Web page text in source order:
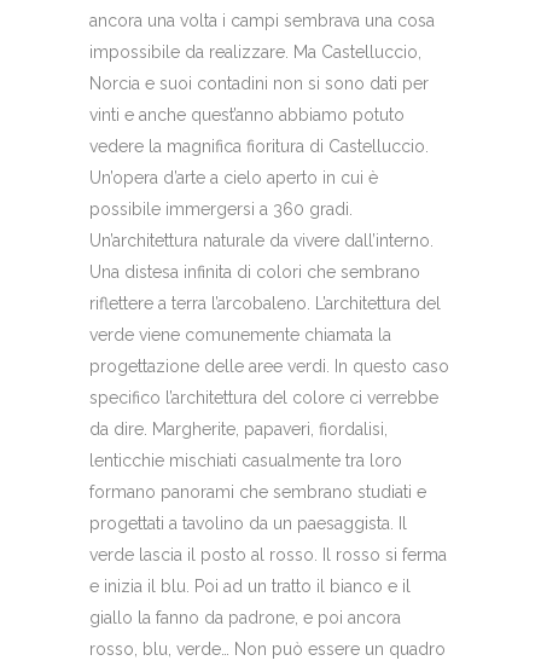
ancora una volta i campi sembrava una cosa
impossibile da realizzare. Ma Castelluccio,
Norcia e suoi contadini non si sono dati per
vinti e anche quest’anno abbiamo potuto
vedere la magnifica fioritura di Castelluccio.
Un’opera d’arte a cielo aperto in cui è
possibile immergersi a 360 gradi.
Un’architettura naturale da vivere dall’interno.
Una distesa infinita di colori che sembrano
riflettere a terra l’arcobaleno. L’architettura del
verde viene comunemente chiamata la
progettazione delle aree verdi. In questo caso
specifico l’architettura del colore ci verrebbe
da dire. Margherite, papaveri, fiordalisi,
lenticchie mischiati casualmente tra loro
formano panorami che sembrano studiati e
progettati a tavolino da un paesaggista. Il
verde lascia il posto al rosso. Il rosso si ferma
e inizia il blu. Poi ad un tratto il bianco e il
giallo la fanno da padrone, e poi ancora
rosso, blu, verde… Non può essere un quadro